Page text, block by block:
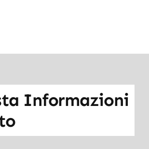
Informazioni